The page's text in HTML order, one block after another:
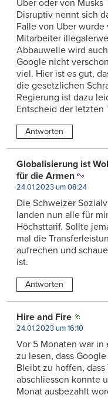
Uber oder von Musks
Disruptiv nennt sich
Falle von Uber
Mitarbeiter
Abbauwelle wird
Google nicht
viel. Hier ist es gut,
die gesetzlichen
Regierung ist dazu
Entscheid der letzten
Antworten
Globalisierung ist
für die Armen
24.01.2023 um 08:24
Die Schweizer
landen nun alle für
Höchsttarif. Sollte
mal die
aufrechen und
ist.
Antworten
Hire and Fire
24.01.2023 um 16:10
Vor 5 Monaten war in
zu lesen, dass
Bleibt zu hoffen,
abschliessen konnte
Monat ausbezahlt